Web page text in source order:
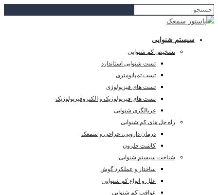
سیستم شنوایی
تشخیص کم شنوایی
تست شنوایی استاندارد
تست تمپانومتری
تست های فیزیولوژی
تست های فیزیولوژیک و الکتروفیزیولوژیک
غربالگری شنوایی
راه حل های کم شنوایی
درمان دارویی، جراحی و سمعک
کاشت حلزون
شناخت سیستم شنوایی
ساختار و عملکرد گوش
علل و انواع کم شنوایی
عواقب کم شنوایی